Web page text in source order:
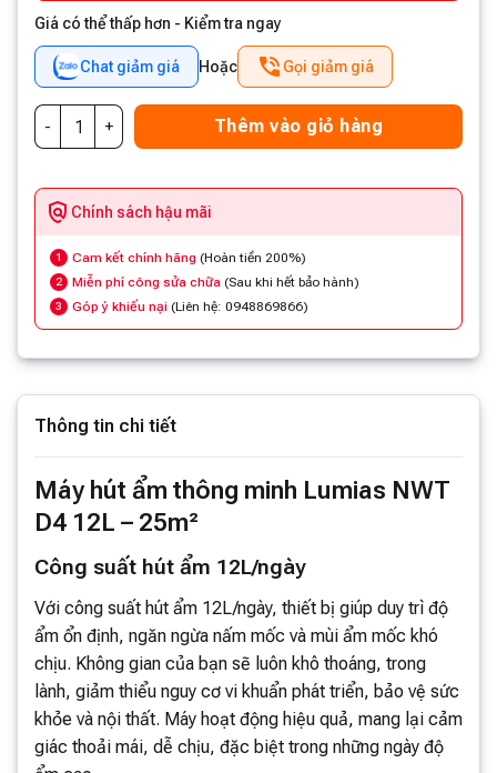
Giá có thể thấp hơn - Kiểm tra ngay
Chat giảm giá Hoặc Gọi giảm giá
Thêm vào giỏ hàng
Chính sách hậu mãi
1 Cam kết chính hãng (Hoàn tiền 200%)
2 Miễn phí công sửa chữa (Sau khi hết bảo hành)
3 Góp ý khiếu nại (Liên hệ: 0948869866)
Thông tin chi tiết
Máy hút ẩm thông minh Lumias NWT
D4 12L – 25m²
Công suất hút ẩm 12L/ngày
Với công suất hút ẩm 12L/ngày, thiết bị giúp duy trì độ
ẩm ổn định, ngăn ngừa nấm mốc và mùi ẩm mốc khó
chịu. Không gian của bạn sẽ luôn khô thoáng, trong
lành, giảm thiểu nguy cơ vi khuẩn phát triển, bảo vệ sức
khỏe và nội thất. Máy hoạt động hiệu quả, mang lại cảm
giác thoải mái, dễ chịu, đặc biệt trong những ngày độ